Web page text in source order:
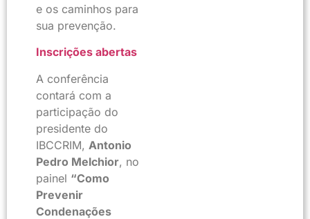
e os caminhos para
sua prevenção.
Inscrições abertas
A conferência
contará com a
participação do
presidente do
IBCCRIM, Antonio
Pedro Melchior, no
painel “Como
Prevenir
Condenações